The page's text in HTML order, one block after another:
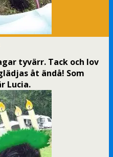
tyvärr. Tack och lov
åt ändå! Som
Lucia.